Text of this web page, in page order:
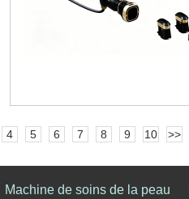
4 5 6 7 8 9 10 >>
Machine de soins de la peau